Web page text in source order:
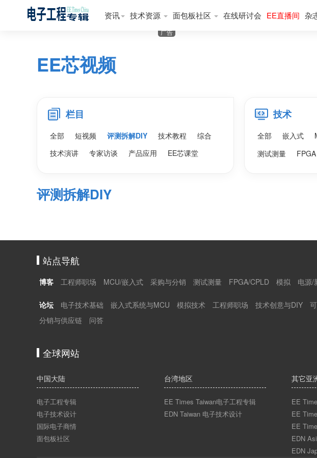
资讯 技术资源 面包板社区 在线研讨会 EE直播间 杂
EE芯视频
广告
栏目
全部 短视频 评测拆解DIY 技术教程
综合
技术演讲
专家访谈 产品应用 EE芯课堂
技术
全部 嵌入式
测试测量
FPGA
评测拆解DIY
站点导航
博客 工程师职场 MCU/嵌入式 采购与分销 测试测量 FPGA/CPLD 模拟 电源/
论坛 电子技术基础 嵌入式系统与MCU 模拟技术 工程师职场 技术创意与DIY
分销与供应链
问答
全球网站
中国大陆
电子工程专辑
电子技术设计
国际电子商情
面包板社区
台湾地区
EE Times Taiwan电子工程专辑
EDN Taiwan 电子技术设计
其它亚
EE
EE
EE
EDN
EDN